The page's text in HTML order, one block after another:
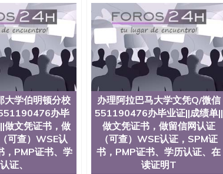
何塞州立大学学历（ San Jose State University）圣何
州立大学学历（San Jose State University）圣 塞州立
学（San Jose State University）圣何塞州立大学
Jose State University）圣何塞州立大学（San Jose
State University）圣何塞州立大学学位证（San Jose
State University）圣何塞州立大学（San Jose State
）圣何塞州立大学（San Jose State University）圣
立大学学位证（San Jose State University）圣何塞州
立大学结业证（San Jose State University）圣何塞州
立大学结业证（San Jose State University）圣何塞州
立大学学位证（San Jose State University）圣何塞州
州立大学学历证书（San Jose State University）圣何
洲读书未毕业找人做文凭学位qq微信551190476澳洲
本科硕士做文凭/购买澳洲大学毕业证成绩单假文凭
毕业找人做文凭学位qq微信551190476澳洲读CQU中
大学伯明顿分校
办毕
做文凭证书，做
可查）WSE认
，PMP证书、学
证、
办理阿拉巴马大学文凭Q/微信
551190476办毕业证||成绩单||
做文凭证书，做留信网认证
（可查）WSE认证，SPM证
书，PMP证书、学历认证、在
读证明T